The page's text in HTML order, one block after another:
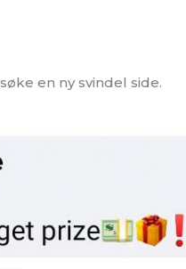
en ny svindel side.